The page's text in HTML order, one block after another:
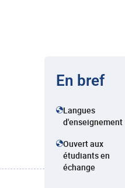
En bref
Langues
d'enseignement
Ouvert aux
étudiants en
échange